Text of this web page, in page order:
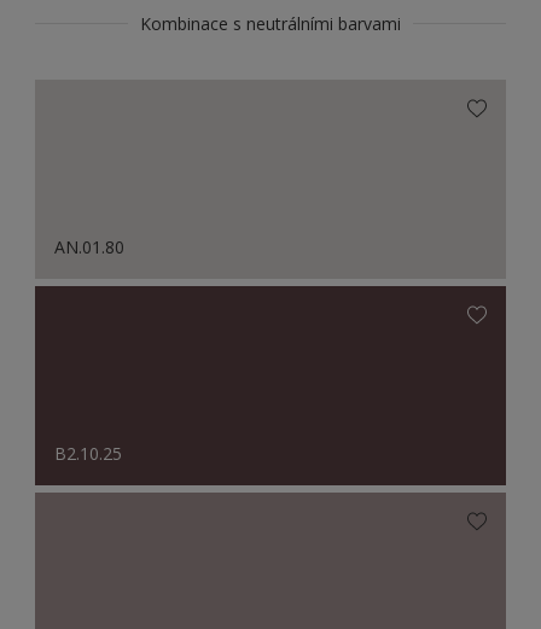
Kombinace s neutrálními barvami
AN.01.80
B2.10.25